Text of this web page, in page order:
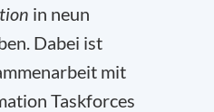
in neun
Dabei ist
mit
Taskforces